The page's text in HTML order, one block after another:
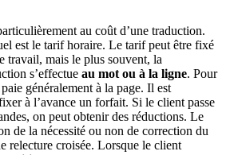
au coût d’une traduction.
est le tarif horaire. Le tarif peut être fixé
travail, mais le plus souvent, la
s’effectue au mot ou à la ligne. Pour
généralement à la page. Il est
à l’avance un forfait. Si le client passe
on peut obtenir des réductions. Le
de la nécessité ou non de correction du
relecture croisée. Lorsque le client